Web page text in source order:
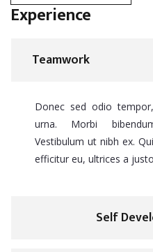
Experience
Teamwork
Donec sed odio
urna. Morbi
Vestibulum ut nibh ex.
efficitur eu, ultrices a
Self